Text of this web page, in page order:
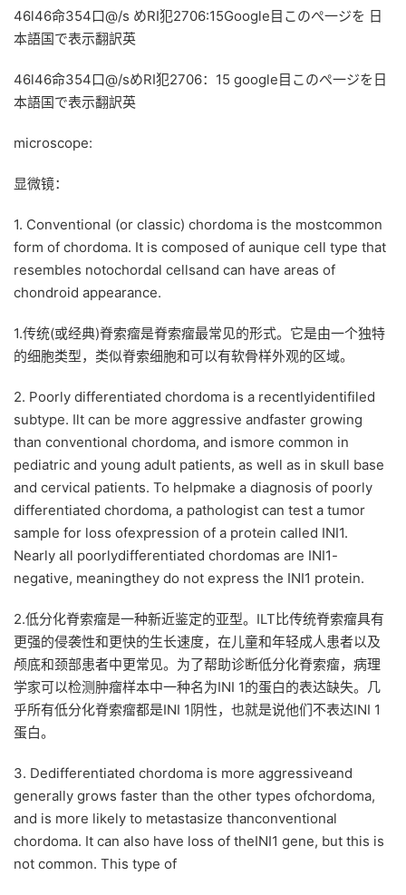
46l46命354口@/s めRI犯2706:15Google目このぺ一ジを 日
本語国で表示翻訳英
46l46命354口@/sめRI犯2706：15 google目このぺ一ジを日
本語国で表示翻訳英
microscope:
显微镜：
1. Conventional (or classic) chordoma is the mostcommon
form of chordoma. It is composed of aunique cell type that
resembles notochordal cellsand can have areas of
chondroid appearance.
1.传统(或经典)脊索瘤是脊索瘤最常见的形式。它是由一个独特
的细胞类型，类似脊索细胞和可以有软骨样外观的区域。
2. Poorly differentiated chordoma is a recentlyidentifiled
subtype. Ilt can be more aggressive andfaster growing
than conventional chordoma, and ismore common in
pediatric and young adult patients, as well as in skull base
and cervical patients. To helpmake a diagnosis of poorly
differentiated chordoma, a pathologist can test a tumor
sample for loss ofexpression of a protein called INI1.
Nearly all poorlydifferentiated chordomas are INI1-
negative, meaningthey do not express the INI1 protein.
2.低分化脊索瘤是一种新近鉴定的亚型。ILT比传统脊索瘤具有
更强的侵袭性和更快的生长速度，在儿童和年轻成人患者以及
颅底和颈部患者中更常见。为了帮助诊断低分化脊索瘤，病理
学家可以检测肿瘤样本中一种名为INI 1的蛋白的表达缺失。几
乎所有低分化脊索瘤都是INI 1阴性，也就是说他们不表达INI 1
蛋白。
3. Dedifferentiated chordoma is more aggressiveand
generally grows faster than the other types ofchordoma,
and is more likely to metastasize thanconventional
chordoma. It can also have loss of theINI1 gene, but this is
not common. This type of